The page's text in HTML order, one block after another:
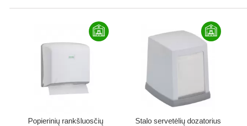
Popierinių rankšluosčių
Stalo servetėlių dozatorius